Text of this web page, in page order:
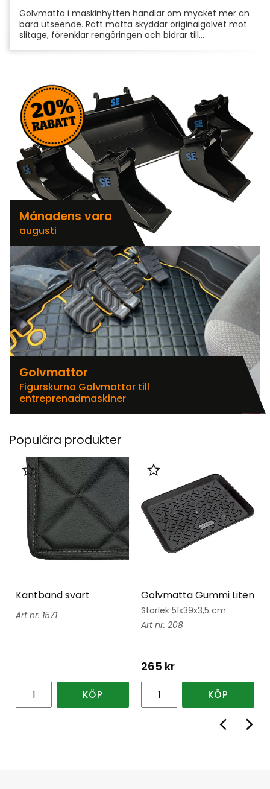
Golvmatta i maskinhytten handlar om mycket mer än
bara utseende. Rätt matta skyddar originalgolvet mot
slitage, förenklar rengöringen och bidrar till...
Månadens vara
augusti
Golvmattor
Figurskurna Golvmattor till
entreprenadmaskiner
Populära produkter
Kantband svart
1571
Lägg till i favoriter
KÖP
Golvmatta Gummi Liten
Storlek 51x39x3,5 cm
208
265 kr
Lägg till i favoriter
KÖP